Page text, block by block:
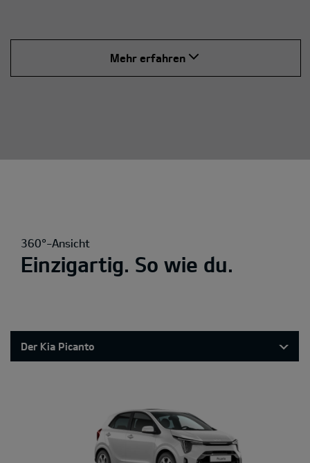
Mehr erfahren
360°-Ansicht
Einzigartig. So wie du.
Der Kia Picanto